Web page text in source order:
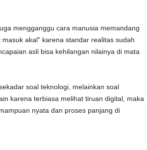
mengganggu cara manusia memandang
akal” karena standar realitas sudah
asli bisa kehilangan nilainya di mata
soal teknologi, melainkan soal
karena terbiasa melihat tiruan digital, maka
nyata dan proses panjang di